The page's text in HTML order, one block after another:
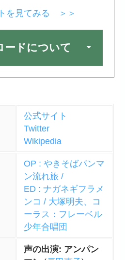
を見てみる ＞＞
ードについて
公式サイト
Twitter
Wikipedia
OP : やきそばパンマ
ン流れ旅 /
ED : ナガネギフラメ
ンコ / 大塚明夫、コ
ーラス：フレーベル
少年合唱団
声の出演: アンパン